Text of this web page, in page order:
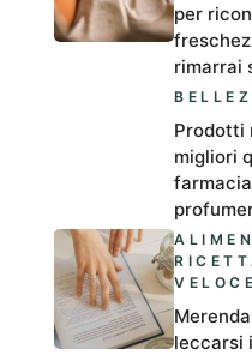
per
rimarrai
Prodotti
migliori
VELOCE
leccarsi